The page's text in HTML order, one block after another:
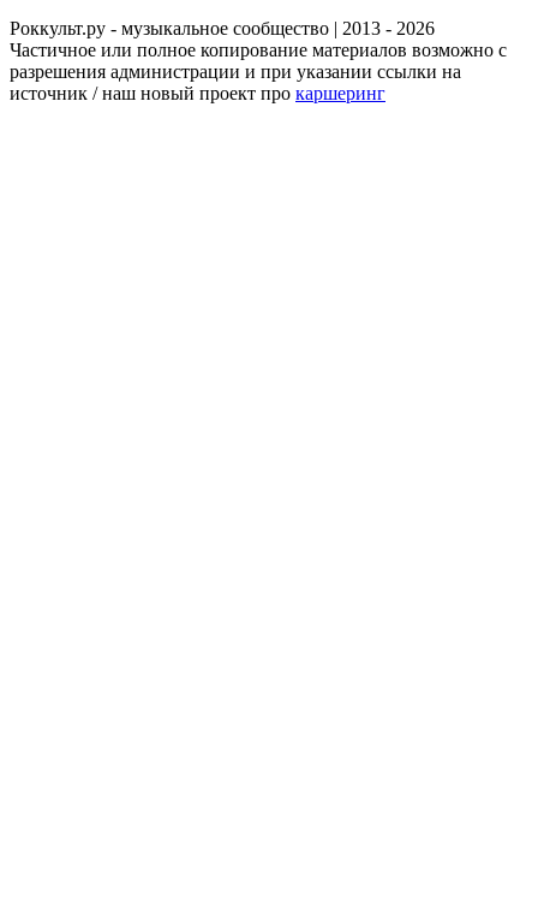
Роккульт.ру - музыкальное сообщество | 2013 - 2026
Частичное или полное копирование материалов возможно с
разрешения администрации и при указании ссылки на
источник / наш новый проект про каршеринг